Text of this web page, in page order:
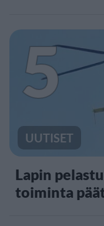
5
UUTISET
Lapin
toiminta